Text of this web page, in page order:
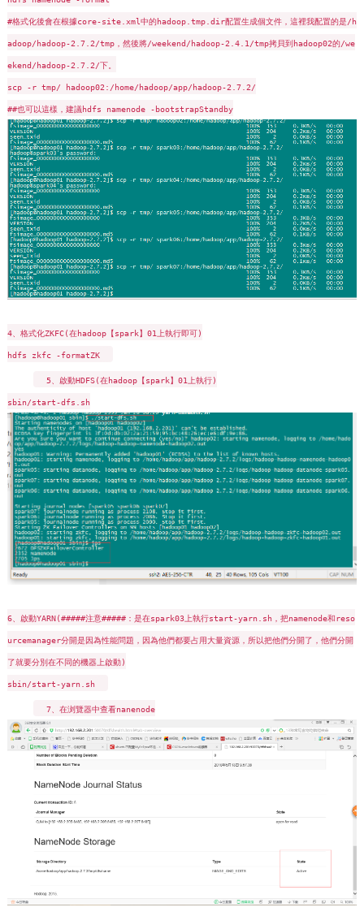
#格式化後會在根據core-site.xml中的hadoop.tmp.dir配置生成個文件，這裡我配置的是/h
adoop/hadoop-2.7.2/tmp，然後將/weekend/hadoop-2.4.1/tmp拷貝到hadoop02的/we
ekend/hadoop-2.7.2/下。
scp -r tmp/ hadoop02:/home/hadoop/app/hadoop-2.7.2/
##也可以這樣，建議hdfs namenode -bootstrapStandby
4、格式化ZKFC(在hadoop【spark】01上執行即可)
hdfs zkfc -formatZK
5、啟動HDFS(在hadoop【spark】01上執行)
sbin/start-dfs.sh
6、啟動YARN(#####注意#####：是在spark03上執行start-yarn.sh，把namenode和reso
urcemanager分開是因為性能問題，因為他們都要占用大量資源，所以把他們分開了，他們分開
了就要分別在不同的機器上啟動)
sbin/start-yarn.sh
7、在浏覽器中查看nanenode